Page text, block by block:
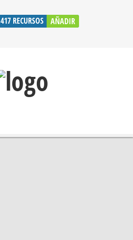
417 RECURSOS AÑADIR